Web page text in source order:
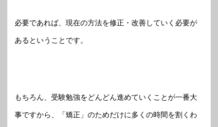
必要であれば、現在の方法を修正・改善していく必要が
あるということです。
もちろん、受験勉強をどんどん進めていくことが一番大
事ですから、「矯正」のためだけに多くの時間を割くわ